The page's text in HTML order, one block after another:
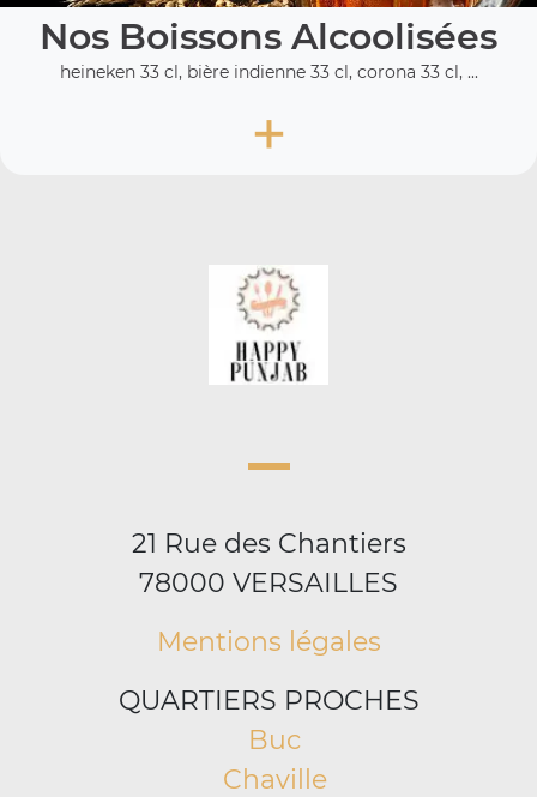
Nos Boissons Alcoolisées
heineken 33 cl, bière indienne 33 cl, corona 33 cl, ...
+
21 Rue des Chantiers
78000 VERSAILLES
Mentions légales
QUARTIERS PROCHES
Buc
Chaville